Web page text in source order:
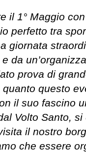
il 1° Maggio
perfetto tra
giornata
da
prova di
questo
il suo fascino
Volto Santo,
il nostro
che essere